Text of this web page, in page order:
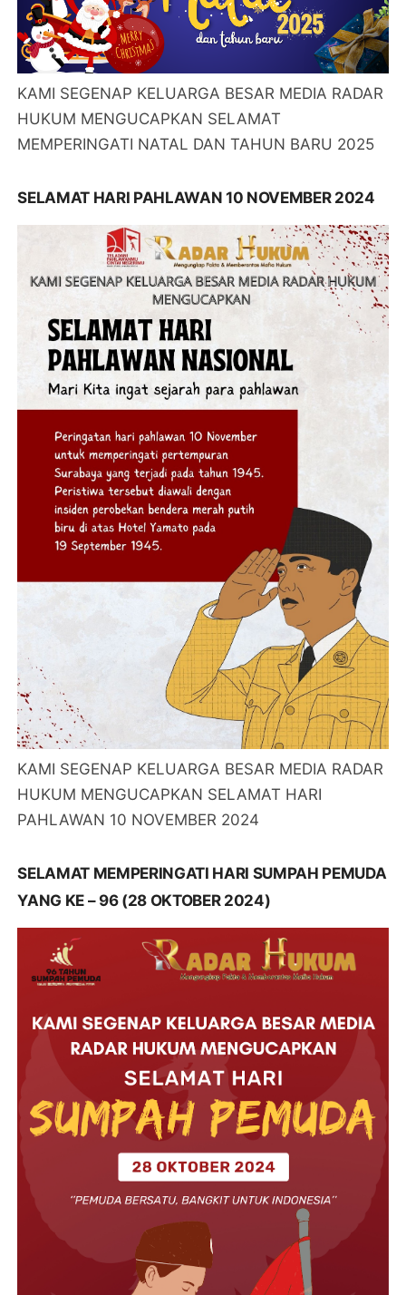
KAMI SEGENAP KELUARGA BESAR MEDIA RADAR
HUKUM MENGUCAPKAN SELAMAT
MEMPERINGATI NATAL DAN TAHUN BARU 2025
SELAMAT HARI PAHLAWAN 10 NOVEMBER 2024
KAMI SEGENAP KELUARGA BESAR MEDIA RADAR
HUKUM MENGUCAPKAN SELAMAT HARI
PAHLAWAN 10 NOVEMBER 2024
SELAMAT MEMPERINGATI HARI SUMPAH PEMUDA
YANG KE – 96 (28 OKTOBER 2024)